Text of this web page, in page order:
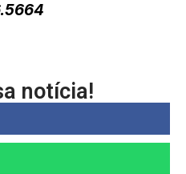
notícia!